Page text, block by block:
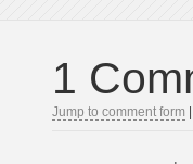
1
Jump to comment form